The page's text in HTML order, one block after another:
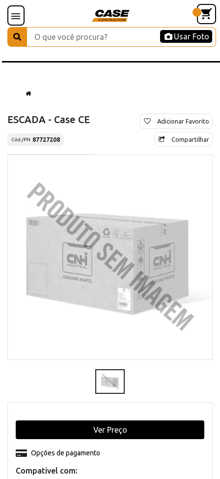
Usar Foto
ESCADA - Case CE
Cód./PN 87727208
Adicionar Favorito
Compartilhar
Compativel com:
Opções de pagamento
Ver Preço